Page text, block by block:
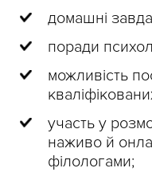
домашні
поради
можливість
участь у
наживо й
філологами;